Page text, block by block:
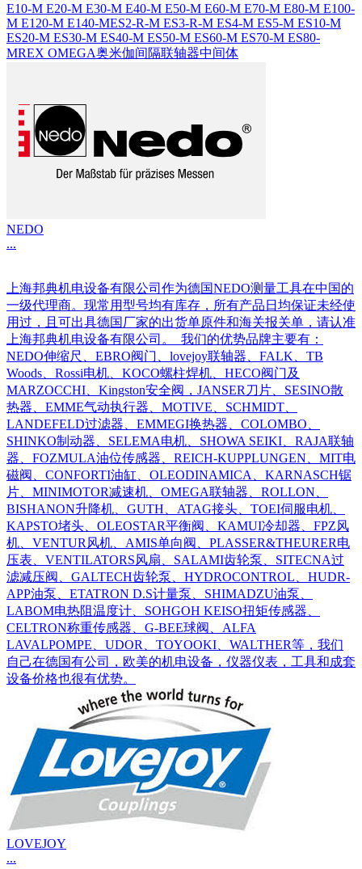
E10-M E20-M E30-M E40-M E50-M E60-M E70-M E80-M E100-
M E120-M E140-MES2-R-M ES3-R-M ES4-M ES5-M ES10-M
ES20-M ES30-M ES40-M ES50-M ES60-M ES70-M ES80-
MREX OMEGA奥米伽间隔联轴器中间体
NEDO
...
上海邦典机电设备有限公司作为德国NEDO测量工具在中国的
一级代理商。现常用型号均有库存，所有产品日均保证未经使
用过，且可出具德国厂家的出货单原件和海关报关单，请认准
上海邦典机电设备有限公司。 我们的优势品牌主要有：
NEDO伸缩尺、EBRO阀门、lovejoy联轴器、FALK、TB
Woods、Rossi电机、KOCO螺柱焊机、HECO阀门及
MARZOCCHI、Kingston安全阀，JANSER刀片、SESINO散
热器、EMME气动执行器、MOTIVE、SCHMIDT、
LANDEFELD过滤器、EMMEGI换热器、COLOMBO、
SHINKO制动器、SELEMA电机、SHOWA SEIKI、RAJA联轴
器、FOZMULA油位传感器、REICH-KUPPLUNGEN、MIT电
磁阀、CONFORTI油缸、OLEODINAMICA、KARNASCH锯
片、MINIMOTOR减速机、OMEGA联轴器、ROLLON、
BISHANON升降机、GUTH、ATAG接头、TOEI伺服电机、
KAPSTO堵头、OLEOSTAR平衡阀、KAMUI冷却器、FPZ风
机、VENTUR风机、AMIS单向阀、PLASSER&THEURER电
压表、VENTILATORS风扇、SALAMI齿轮泵、SITECNA过
滤减压阀、GALTECH齿轮泵、HYDROCONTROL、HUDR-
APP油泵、ETATRON D.S计量泵、SHIMADZU油泵、
LABOM电热阻温度计、SOHGOH KEISO扭矩传感器、
CELTRON称重传感器、G-BEE球阀、ALFA
LAVALPOMPE、UDOR、TOYOOKI、WALTHER等，我们
自己在德国有公司，欧美的机电设备，仪器仪表，工具和成套
设备价格也很有优势。
LOVEJOY
...